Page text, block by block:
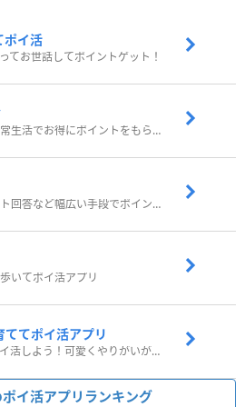
ポイ活
てお世話してポイントゲット！
歩いてポイ活！日常生活でお得にポイントをもらおう
歩いたりアンケート回答など幅広い手段でポイントをゲット
いてポイ活アプリ
ててポイ活アプリ
ペットを育ってポイ活しよう！可愛くやりがいがある新感覚アプリ
イ活アプリランキング